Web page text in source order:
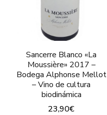
Sancerre Blanco «La
Moussière» 2017 –
Bodega Alphonse Mellot
– Vino de cultura
biodinámica
23,90€